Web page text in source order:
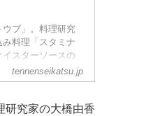
ブ」。料理研究
料理「スタミナ
スターソースの
はじめてのスト
tennenseikatsu.jp
研究家の大橋由香